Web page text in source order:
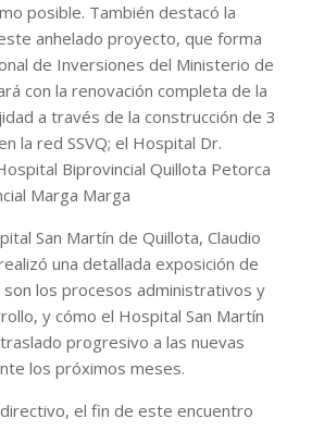
posible. También destacó la
anhelado proyecto, que forma
de Inversiones del Ministerio de
con la renovación completa de la
a través de la construcción de 3
la red SSVQ; el Hospital Dr.
Biprovincial Quillota Petorca
Marga Marga
San Martín de Quillota, Claudio
una detallada exposición de
son los procesos administrativos y
y cómo el Hospital San Martín
progresivo a las nuevas
los próximos meses.
el fin de este encuentro